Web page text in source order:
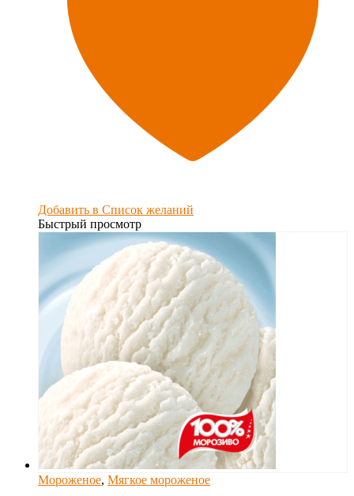
Добавить в Список желаний
Быстрый просмотр
Мороженое, Мягкое мороженое